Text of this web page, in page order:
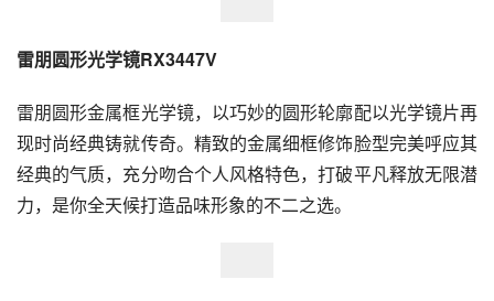
雷朋圆形光学镜RX3447V
雷朋圆形金属框光学镜，以巧妙的圆形轮廓配以光学镜片再
现时尚经典铸就传奇。精致的金属细框修饰脸型完美呼应其
经典的气质，充分吻合个人风格特色，打破平凡释放无限潜
力，是你全天候打造品味形象的不二之选。